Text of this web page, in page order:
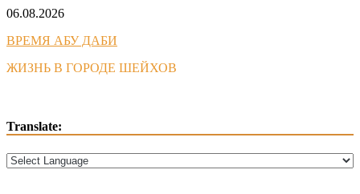
Skip
content
06.08.2026
ВРЕМЯ АБУ ДАБИ
ЖИЗНЬ В ГОРОДЕ ШЕЙХОВ
Translate: